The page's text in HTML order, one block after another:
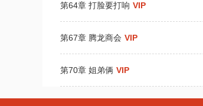
第64章 打脸要打响 VIP
第67章 腾龙商会 VIP
第70章 姐弟俩 VIP